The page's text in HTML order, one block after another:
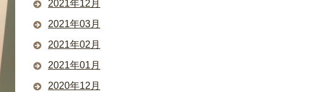
2021年12月
2021年03月
2021年02月
2021年01月
2020年12月